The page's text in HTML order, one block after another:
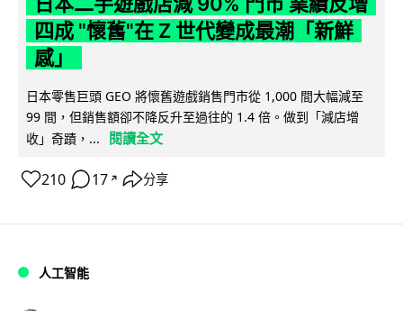
四成 "懷舊"在 Z 世代變成最潮「新鮮
感」
日本零售巨頭 GEO 將懷舊遊戲銷售門市從 1,000 間大幅減至
99 間，但銷售額卻不降反升至過往的 1.4 倍。做到「減店增
收」奇蹟，...
閱讀全文
210 17 ↗ 分享
人工智能